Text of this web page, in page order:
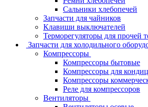
Сальники хлебопечей
Запчасти для чайников
Клавиши выключателей
Терморегуляторы для прочей
Запчасти для холодильного
Компрессоры
Компрессоры бытовые
Компрессоры для
Компрессоры
Реле для компрессоров
Вентиляторы